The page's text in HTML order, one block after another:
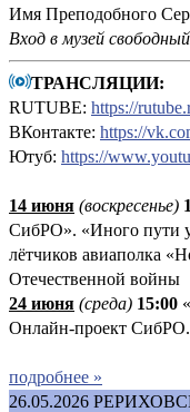
Имя Преподобного
Вход в музей свободный
ТРАНСЛЯЦИИ:
RUTUBE: https://
ВКонтакте: https://
Ютуб: https://
14 июня (воскресенье) 1
СибРО». «Иного пути
лётчиков авиаполка
Отечественной войны
24 июня (среда) 15:00
Онлайн-проект
подробнее »
26.05.2026